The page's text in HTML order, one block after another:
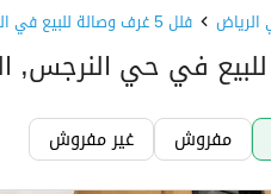
الرياض فلل 5 غرف وصالة للبيع في الرياض
مفروش غير مفروش